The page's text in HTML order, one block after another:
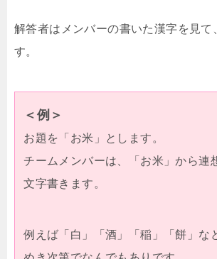
解答者はメンバーの書いた漢字を見て
す。
＜例＞
お題を「お米」とします。
チームメンバーは、「お米」から連
文字書きます。
例えば「白」「酒」「稲」「餅」な